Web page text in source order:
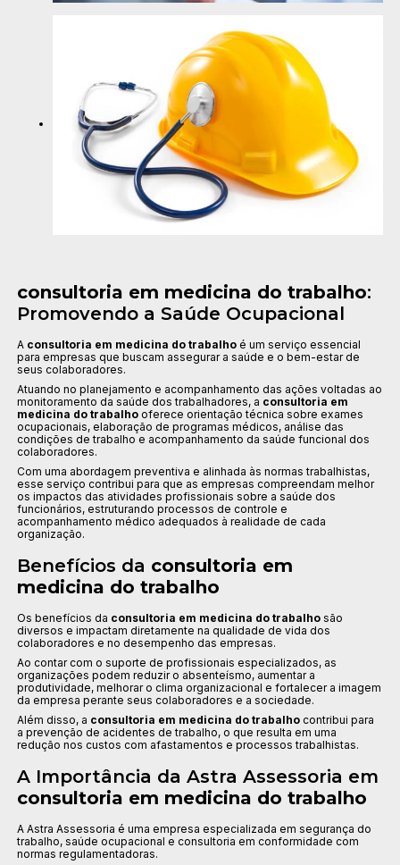
consultoria em medicina do trabalho:
Promovendo a Saúde Ocupacional
A consultoria em medicina do trabalho é um serviço essencial
para empresas que buscam assegurar a saúde e o bem-estar de
seus colaboradores.
Atuando no planejamento e acompanhamento das ações voltadas ao
monitoramento da saúde dos trabalhadores, a consultoria em
medicina do trabalho oferece orientação técnica sobre exames
ocupacionais, elaboração de programas médicos, análise das
condições de trabalho e acompanhamento da saúde funcional dos
colaboradores.
Com uma abordagem preventiva e alinhada às normas trabalhistas,
esse serviço contribui para que as empresas compreendam melhor
os impactos das atividades profissionais sobre a saúde dos
funcionários, estruturando processos de controle e
acompanhamento médico adequados à realidade de cada
organização.
Benefícios da consultoria em
medicina do trabalho
Os benefícios da consultoria em medicina do trabalho são
diversos e impactam diretamente na qualidade de vida dos
colaboradores e no desempenho das empresas.
Ao contar com o suporte de profissionais especializados, as
organizações podem reduzir o absenteísmo, aumentar a
produtividade, melhorar o clima organizacional e fortalecer a imagem
da empresa perante seus colaboradores e a sociedade.
Além disso, a consultoria em medicina do trabalho contribui para
a prevenção de acidentes de trabalho, o que resulta em uma
redução nos custos com afastamentos e processos trabalhistas.
A Importância da Astra Assessoria em
consultoria em medicina do trabalho
A Astra Assessoria é uma empresa especializada em segurança do
trabalho, saúde ocupacional e consultoria em conformidade com
normas regulamentadoras.